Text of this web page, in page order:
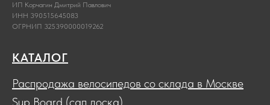
ИП Корчагин Дмитрий Павлович
ИНН 390515645083
ОГРНИП 325390000019262
КАТАЛОГ
Распродажа велосипедов со склада в Москве